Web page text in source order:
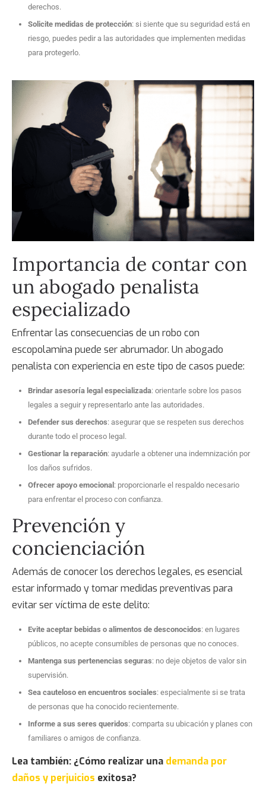
derechos.
Solicite medidas de protección: si siente que su seguridad está en
riesgo, puedes pedir a las autoridades que implementen medidas
para protegerlo.
Importancia de contar con
un abogado penalista
especializado
Enfrentar las consecuencias de un robo con
escopolamina puede ser abrumador. Un abogado
penalista con experiencia en este tipo de casos puede:
Brindar asesoría legal especializada: orientarle sobre los pasos
legales a seguir y representarlo ante las autoridades.
Defender sus derechos: asegurar que se respeten sus derechos
durante todo el proceso legal.
Gestionar la reparación: ayudarle a obtener una indemnización por
los daños sufridos.
Ofrecer apoyo emocional: proporcionarle el respaldo necesario
para enfrentar el proceso con confianza.
Prevención y
concienciación
Además de conocer los derechos legales, es esencial
estar informado y tomar medidas preventivas para
evitar ser víctima de este delito:
Evite aceptar bebidas o alimentos de desconocidos: en lugares
públicos, no acepte consumibles de personas que no conoces.
Mantenga sus pertenencias seguras: no deje objetos de valor sin
supervisión.
Sea cauteloso en encuentros sociales: especialmente si se trata
de personas que ha conocido recientemente.
Informe a sus seres queridos: comparta su ubicación y planes con
familiares o amigos de confianza.
Lea también: ¿Cómo realizar una demanda por
daños y perjuicios exitosa?